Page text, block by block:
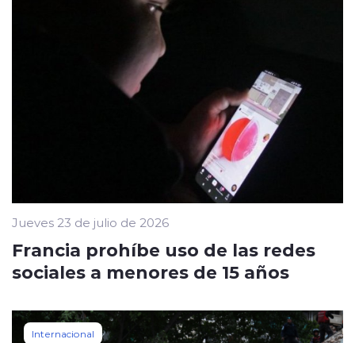
Jueves 23 de julio de 2026
Francia prohíbe uso de las redes
sociales a menores de 15 años
Internacional